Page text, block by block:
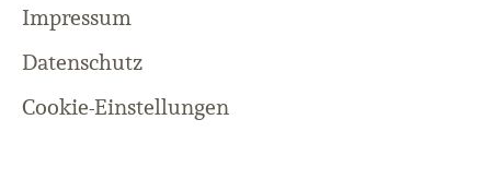
Impressum
Datenschutz
Cookie-Einstellungen